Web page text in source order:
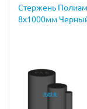
Cтержень
8х1000мм